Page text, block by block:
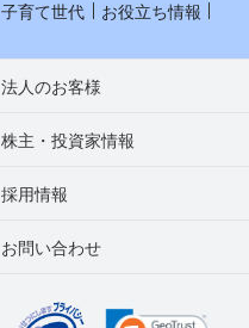
子育て世代 お役立ち情報
法人のお客様
株主・投資家情報
お問い合わせ
採用情報